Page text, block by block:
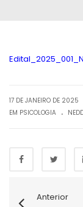
17 DE JANEIRO DE 2025
EM PSICOLOGIA .
Anterior